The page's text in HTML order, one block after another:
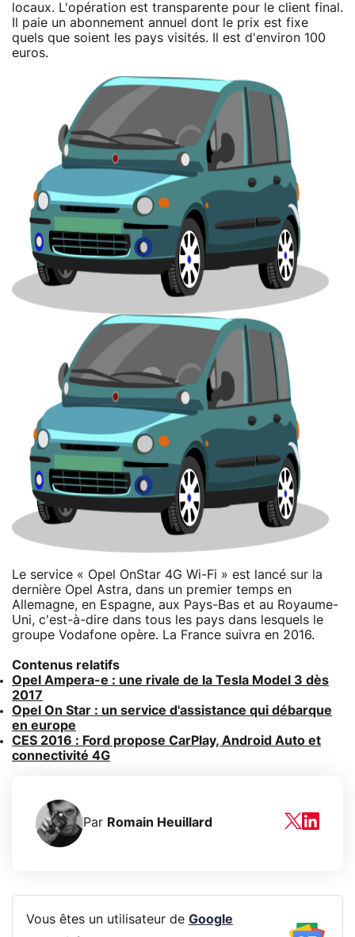
locaux. L'opération est transparente pour le client final.
Il paie un abonnement annuel dont le prix est fixe
quels que soient les pays visités. Il est d'environ 100
euros.
Le service « Opel OnStar 4G Wi-Fi » est lancé sur la
dernière Opel Astra, dans un premier temps en
Allemagne, en Espagne, aux Pays-Bas et au Royaume-
Uni, c'est-à-dire dans tous les pays dans lesquels le
groupe Vodafone opère. La France suivra en 2016.
Contenus relatifs
Opel Ampera-e : une rivale de la Tesla Model 3 dès
2017
Opel On Star : un service d'assistance qui débarque
en europe
CES 2016 : Ford propose CarPlay, Android Auto et
connectivité 4G
Par Romain Heuillard
Vous êtes un utilisateur de Google